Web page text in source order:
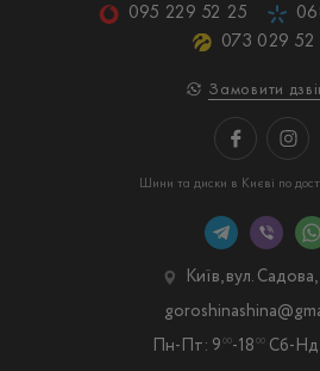
095 229 52 25
073 029 52
Замовити
Шини та диски в Києві по
Київ, вул.
Пн-Пт: 9 00-18 00 Сб-